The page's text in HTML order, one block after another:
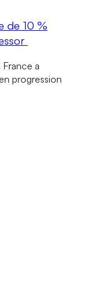
de 10 %
a
progression